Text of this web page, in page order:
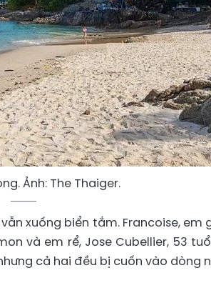
Ảnh: The Thaiger.
xuống biển tắm. Francoise, em
và em rể, Jose Cubellier, 53
cả hai đều bị cuốn vào dòng